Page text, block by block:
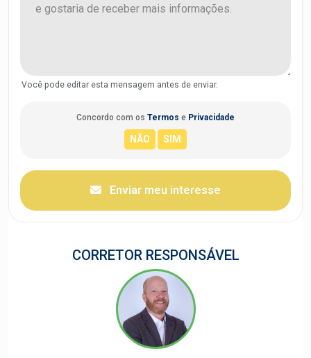
Você pode editar esta mensagem antes de enviar.
Concordo com os Termos e Privacidade
Enviar meu interesse
CORRETOR RESPONSÁVEL